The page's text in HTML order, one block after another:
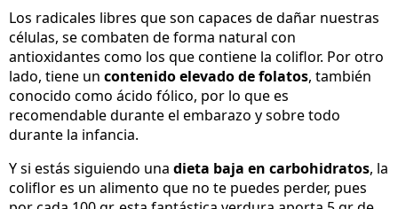
Los radicales libres que son capaces de dañar nuestras
células, se combaten de forma natural con
antioxidantes como los que contiene la coliflor. Por otro
lado, tiene un contenido elevado de folatos, también
conocido como ácido fólico, por lo que es
recomendable durante el embarazo y sobre todo
durante la infancia.
Y si estás siguiendo una dieta baja en carbohidratos, la
coliflor es un alimento que no te puedes perder, pues